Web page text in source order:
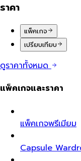
ราคา
แพ็คเกจ
เปรียบเทียบ
ดูราคาทั้งหมด
แพ็คเกจและราคา
แพ็คเกจพรีเมียม
Capsule